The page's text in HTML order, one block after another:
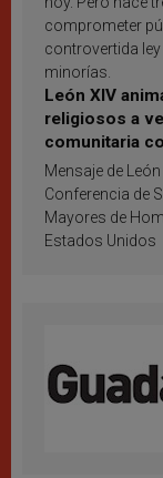
comprometer
controvertida
minorías.
León XIV
religiosos a
comunitaria
inspiración y
Mensaje de León
Conferencia de
Mayores de
Estados Unidos